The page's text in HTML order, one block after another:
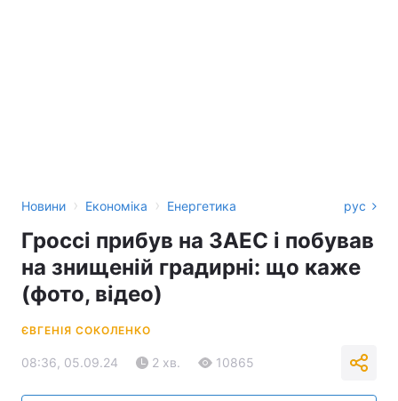
Новини › Економіка › Енергетика рус
Гроссі прибув на ЗАЕС і побував
на знищеній градирні: що каже
(фото, відео)
ЄВГЕНІЯ СОКОЛЕНКО
08:36, 05.09.24 2 хв. 10865